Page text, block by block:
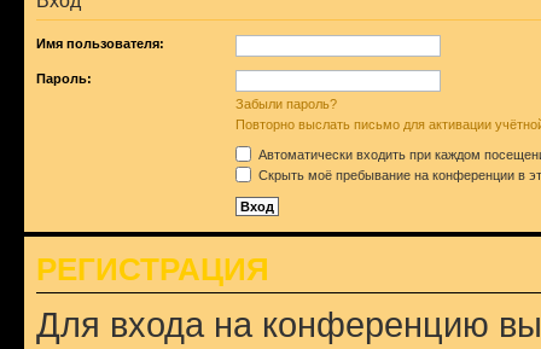
Имя пользователя:
Пароль:
Забыли пароль?
Повторно выслать письмо для активации
Автоматически входить при каждом
Скрыть моё пребывание на конференции в
РЕГИСТРАЦИЯ
Для входа на конференцию